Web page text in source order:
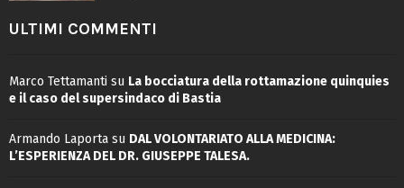
ULTIMI COMMENTI
Marco Tettamanti su La bocciatura della rottamazione quinquies
e il caso del supersindaco di Bastia
Armando Laporta su DAL VOLONTARIATO ALLA MEDICINA:
L’ESPERIENZA DEL DR. GIUSEPPE TALESA.